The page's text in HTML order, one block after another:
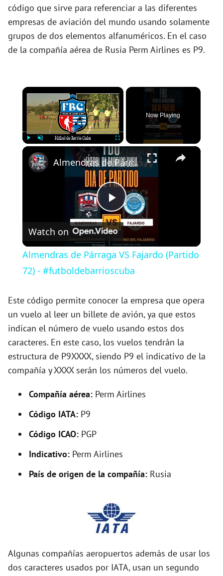
código que sirve para referenciar a las diferentes
empresas de aviación del mundo usando solamente
grupos de dos elementos alfanuméricos. En el caso
de la compañía aérea de Rusia Perm Airlines es P9.
×
Fullscreen
Now Playing
×
P
l
a
y
V
i
d
o
Almendras de Párraga VS Fajardo (Partido 72) - #futboldebarrioscuba
Watch on
Almendras de Párraga VS Fajardo (Partido
72) - #futboldebarrioscuba
Este código permite conocer la empresa que opera
un vuelo al leer un billete de avión, ya que estos
indican el número de vuelo usando estos dos
caracteres. En este caso, los vuelos tendrán la
estructura de P9XXXX, siendo P9 el indicativo de la
compañía y XXXX serán los números del vuelo.
Compañía aérea: Perm Airlines
Código IATA: P9
Código ICAO: PGP
Indicativo: Perm Airlines
País de origen de la compañía: Rusia
Algunas compañías aeropuertos además de usar los
dos caracteres usados por IATA, usan un segundo